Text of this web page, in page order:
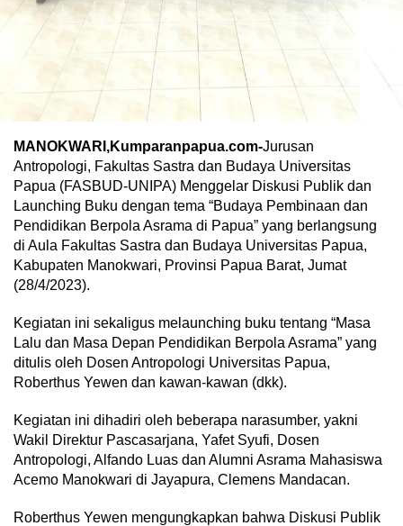
MANOKWARI,Kumparanpapua.com-Jurusan
Antropologi, Fakultas Sastra dan Budaya Universitas
Papua (FASBUD-UNIPA) Menggelar Diskusi Publik dan
Launching Buku dengan tema “Budaya Pembinaan dan
Pendidikan Berpola Asrama di Papua” yang berlangsung
di Aula Fakultas Sastra dan Budaya Universitas Papua,
Kabupaten Manokwari, Provinsi Papua Barat, Jumat
(28/4/2023).
Kegiatan ini sekaligus melaunching buku tentang “Masa
Lalu dan Masa Depan Pendidikan Berpola Asrama” yang
ditulis oleh Dosen Antropologi Universitas Papua,
Roberthus Yewen dan kawan-kawan (dkk).
Kegiatan ini dihadiri oleh beberapa narasumber, yakni
Wakil Direktur Pascasarjana, Yafet Syufi, Dosen
Antropologi, Alfando Luas dan Alumni Asrama Mahasiswa
Acemo Manokwari di Jayapura, Clemens Mandacan.
Roberthus Yewen mengungkapkan bahwa Diskusi Publik